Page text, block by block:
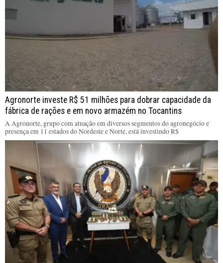
Agronorte investe R$ 51 milhões para dobrar capacidade da
fábrica de rações e em novo armazém no Tocantins
A Agronorte, grupo com atuação em diversos segmentos do agronegócio e
presença em 11 estados do Nordeste e Norte, está investindo R$